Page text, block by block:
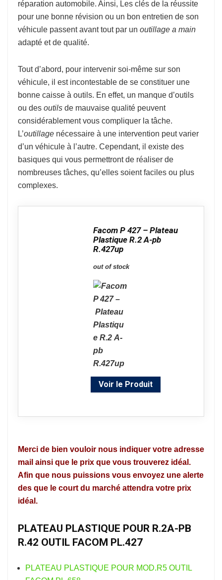
réparation automobile. Ainsi, Les clés de la réussite
pour une bonne révision ou un bon entretien de son
véhicule passent avant tout par un outillage a main
adapté et de qualité.
Tout d’abord, pour intervenir soi-même sur son
véhicule, il est incontestable de se constituer une
bonne caisse à outils. En effet, un manque d’outils
ou des outils de mauvaise qualité peuvent
considérablement vous compliquer la tâche.
L’outillage nécessaire à une intervention peut varier
d’un véhicule à l’autre. Cependant, il existe des
basiques qui vous permettront de réaliser de
nombreuses tâches, qu’elles soient faciles ou plus
complexes.
Facom P 427 – Plateau
Plastique R.2 A-pb
R.427up
out of stock
Voir le Produit
Merci de bien vouloir nous indiquer votre adresse
mail ainsi que le prix que vous trouverez idéal.
Afin que nous puissions vous envoyez une alerte
des que le court du marché attendra votre prix
idéal.
PLATEAU PLASTIQUE POUR R.2A-PB
R.42 OUTIL FACOM PL.427
PLATEAU PLASTIQUE POUR MOD.R5 OUTIL